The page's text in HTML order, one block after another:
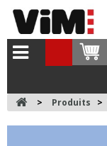
> Produits >